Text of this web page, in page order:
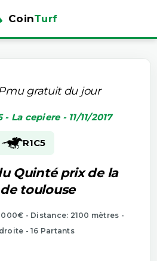
CoinTurf
gratuit du jour
- La cepiere - 11/11/2017
R1C5
Quinté prix de la
toulouse
- Distance: 2100 mètres -
- 16 Partants